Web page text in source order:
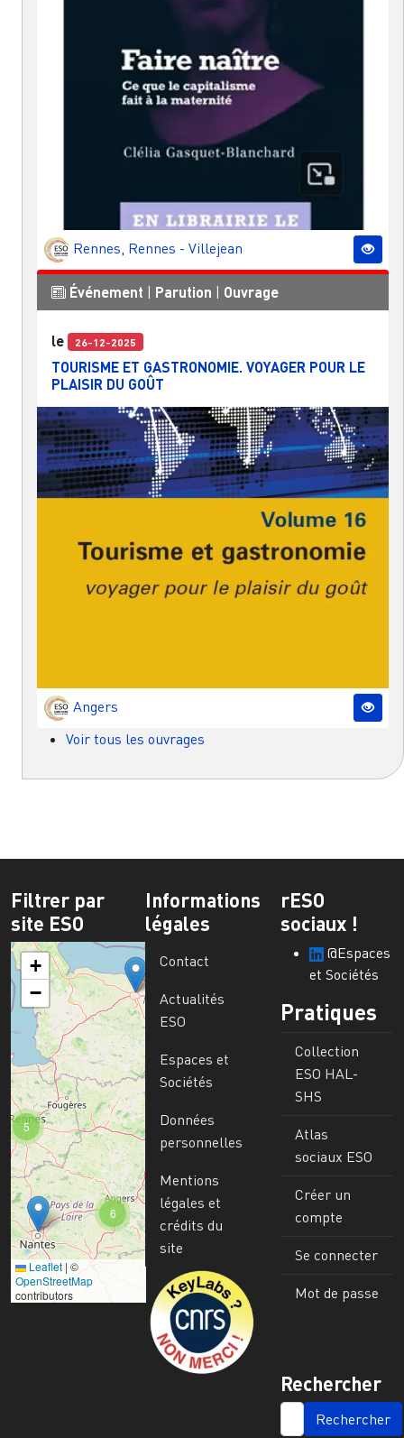
Rennes, Rennes - Villejean
Événement Parution Ouvrage
le 26-12-2025
TOURISME ET GASTRONOMIE. VOYAGER POUR LE
PLAISIR DU GOÛT
Angers
Voir tous les ouvrages
Filtrer par
site ESO
6
5
+
−
Leaflet | ©
OpenStreetMap
contributors
Informations
légales
Contact
Actualités
ESO
Espaces et
Sociétés
Données
personnelles
Mentions
légales et
crédits du
site
Image
rESO
sociaux !
@Espaces
et Sociétés
Pratiques
Collection
ESO HAL-
SHS
Atlas
sociaux ESO
Créer un
compte
Se connecter
Mot de passe
Rechercher
SEARCH